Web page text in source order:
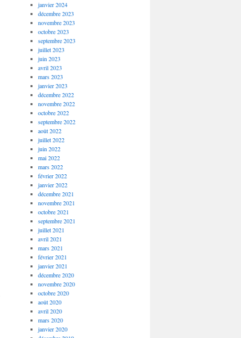
janvier 2024
décembre 2023
novembre 2023
octobre 2023
septembre 2023
juillet 2023
juin 2023
avril 2023
mars 2023
janvier 2023
décembre 2022
novembre 2022
octobre 2022
septembre 2022
août 2022
juillet 2022
juin 2022
mai 2022
mars 2022
février 2022
janvier 2022
décembre 2021
novembre 2021
octobre 2021
septembre 2021
juillet 2021
avril 2021
mars 2021
février 2021
janvier 2021
décembre 2020
novembre 2020
octobre 2020
août 2020
avril 2020
mars 2020
janvier 2020